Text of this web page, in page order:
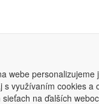
webe
využívaním cookies
na ďalších